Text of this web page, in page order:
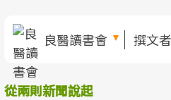
良醫讀書會 撰文
從兩則新聞說起